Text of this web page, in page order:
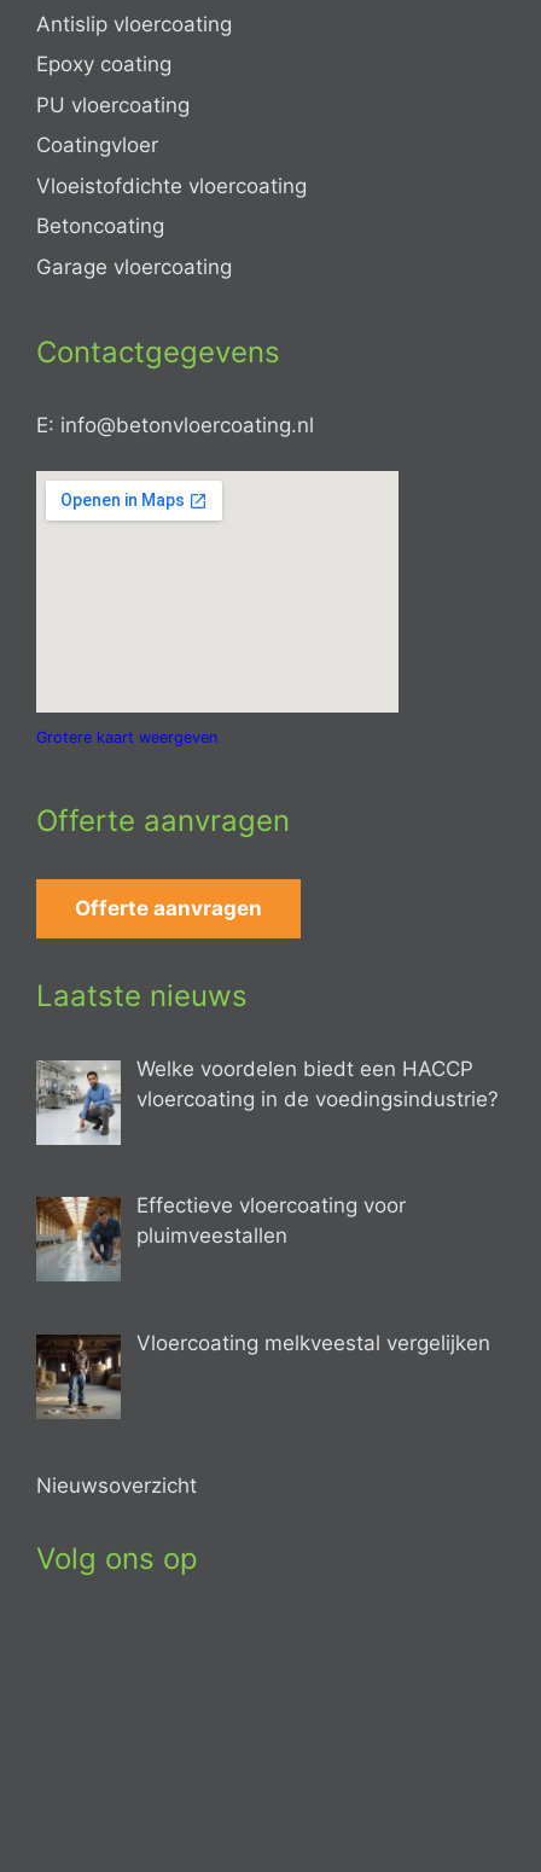
Antislip vloercoating
Epoxy coating
PU vloercoating
Coatingvloer
Vloeistofdichte vloercoating
Betoncoating
Garage vloercoating
Contactgegevens
E: info@betonvloercoating.nl
Grotere kaart weergeven
Offerte aanvragen
Offerte aanvragen
Laatste nieuws
Welke voordelen biedt een HACCP
vloercoating in de voedingsindustrie?
Effectieve vloercoating voor
pluimveestallen
Vloercoating melkveestal vergelijken
Nieuwsoverzicht
Volg ons op